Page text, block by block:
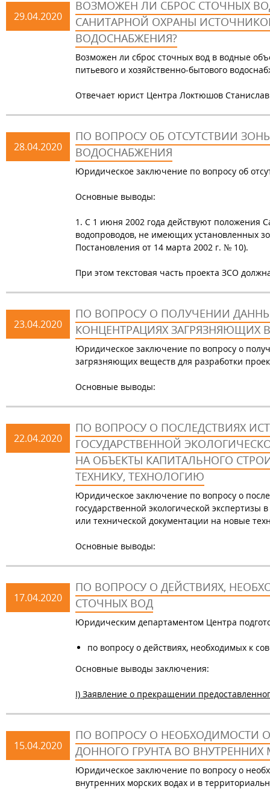
29.04.2020
ВОЗМОЖЕН ЛИ СБРОС СТОЧНЫХ
САНИТАРНОЙ ОХРАНЫ
ВОДОСНАБЖЕНИЯ?
Возможен ли сброс сточных вод в водные
питьевого и хозяйственно-бытового
Отвечает юрист Центра Локтюшов
28.04.2020
ПО ВОПРОСУ ОБ ОТСУТСТВИИ
ВОДОСНАБЖЕНИЯ
Юридическое заключение по вопросу об
Основные выводы:
1. С 1 июня 2002 года действуют положения
водопроводов, не имеющих установленных
Постановления от 14 марта 2002 г. № 10).
При этом текстовая часть проекта ЗСО
23.04.2020
ПО ВОПРОСУ О ПОЛУЧЕНИИ
КОНЦЕНТРАЦИЯХ ЗАГРЯЗНЯЮЩИХ
Юридическое заключение по вопросу о
загрязняющих веществ для разработки
Основные выводы:
22.04.2020
ПО ВОПРОСУ О ПОСЛЕДСТВИЯХ
ГОСУДАРСТВЕННОЙ
НА ОБЪЕКТЫ КАПИТАЛЬНОГО
ТЕХНИКУ, ТЕХНОЛОГИЮ
Юридическое заключение по вопросу о
государственной экологической
или технической документации на новые
Основные выводы:
17.04.2020
ПО ВОПРОСУ О ДЕЙСТВИЯХ,
СТОЧНЫХ ВОД
Юридическим департаментом Центра
по вопросу о действиях, необходимых к
Основные выводы заключения:
I) Заявление о прекращении
15.04.2020
ПО ВОПРОСУ О НЕОБХОДИМОСТИ
ДОННОГО ГРУНТА ВО
Юридическое заключение по вопросу о
внутренних морских водах и в